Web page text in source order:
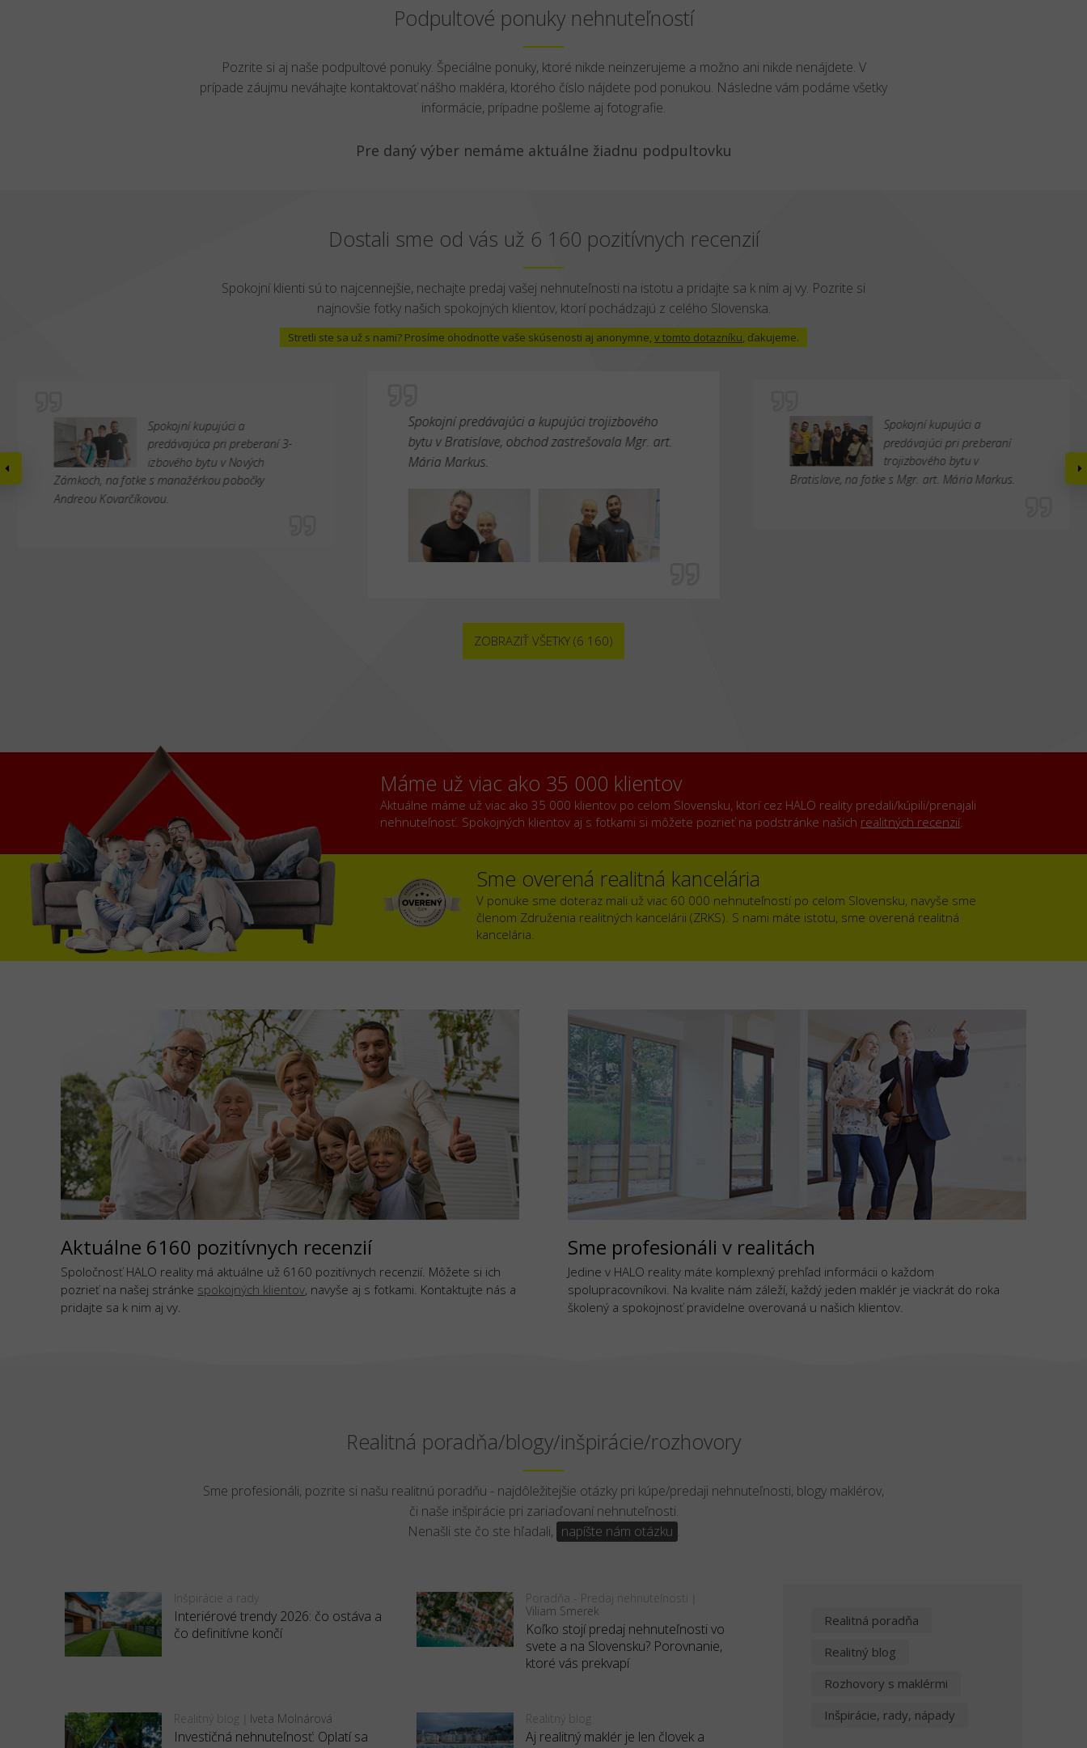
Podpultové ponuky nehnuteľností
Pozrite si aj naše podpultové ponuky. Špeciálne ponuky, ktoré nikde neinzerujeme a možno ani nikde nenájdete. V
prípade záujmu neváhajte kontaktovať nášho makléra, ktorého číslo nájdete pod ponukou. Následne vám podáme všetky
informácie, prípadne pošleme aj fotografie.
Pre daný výber nemáme aktuálne žiadnu podpultovku
Dostali sme od vás už 6 160 pozitívnych recenzií
Spokojní klienti sú to najcennejšie, nechajte predaj vašej nehnuteľnosti na istotu a pridajte sa k ním aj vy. Pozrite si
najnovšie fotky našich spokojných klientov, ktorí pochádzajú z celého Slovenska.
Stretli ste sa už s nami? Prosíme ohodnoťte vaše skúsenosti aj anonymne, v tomto dotazníku, ďakujeme.
Spokojní kupujúci a
predávajúca pri preberaní 3-
izbového bytu v Nových
Zámkoch, na fotke s manažérkou pobočky
Andreou Kovarčíkovou.
Spokojní predávajúci a kupujúci trojizbového
bytu v Bratislave, obchod zastrešovala Mgr. art.
Mária Markus.
Spokojní kupujúci a
predávajúci pri preberaní
trojizbového bytu v
Bratislave, na fotke s Mgr. art. Mária Markus.
ZOBRAZIŤ VŠETKY (6 160)
Máme už viac ako 35 000 klientov
Aktuálne máme už viac ako 35 000 klientov po celom Slovensku, ktorí cez HALO reality predali/kúpili/prenajali
nehnuteľnosť. Spokojných klientov aj s fotkami si môžete pozrieť na podstránke našich realitných recenzií.
Sme overená realitná kancelária
V ponuke sme doteraz mali už viac 60 000 nehnuteľností po celom Slovensku, navyše sme
členom Združenia realitných kancelárii (ZRKS). S nami máte istotu, sme overená realitná
kancelária.
Aktuálne 6160 pozitívnych recenzií
Spoločnosť HALO reality má aktuálne už 6160 pozitívnych recenzií. Môžete si ich
pozrieť na našej stránke spokojných klientov, navyše aj s fotkami. Kontaktujte nás a
pridajte sa k nim aj vy.
Sme profesionáli v realitách
Jedine v HALO reality máte komplexný prehľad informácii o každom
spolupracovníkovi. Na kvalite nám záleží, každý jeden maklér je viackrát do roka
školený a spokojnosť pravidelne overovaná u našich klientov.
Realitná poradňa/blogy/inšpirácie/rozhovory
Sme profesionáli, pozrite si našu realitnú poradňu - najdôležitejšie otázky pri kúpe/predaji nehnuteľnosti, blogy maklérov,
či naše inšpirácie pri zariaďovaní nehnuteľnosti.
Nenašli ste čo ste hľadali, napíšte nám otázku .
Inšpirácie a rady
Interiérové trendy 2026: čo ostáva a
čo definitívne končí
Poradňa - Predaj nehnuteľnosti
Viliam Smerek
Koľko stojí predaj nehnuteľnosti vo
svete a na Slovensku? Porovnanie,
ktoré vás prekvapí
Realitný blog Iveta Molnárová
Investičná nehnuteľnosť: Oplatí sa
Realitný blog
Aj realitný maklér je len človek a
Realitná poradňa
Realitný blog
Rozhovory s maklérmi
Inšpirácie, rady, nápady